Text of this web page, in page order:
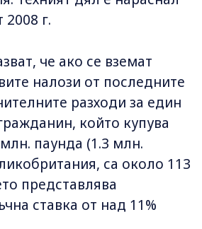
2008 г.
че ако се вземат
налози от последните
разходи за един
който купува
паунда (1.3 млн.
са около 113
представлява
ставка от над 11%